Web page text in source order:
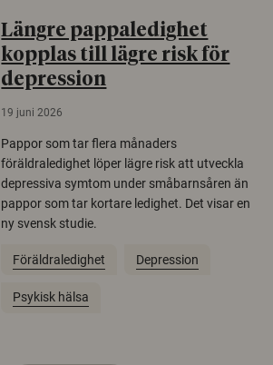
Längre pappaledighet
kopplas till lägre risk för
depression
19 juni 2026
Pappor som tar flera månaders
föräldraledighet löper lägre risk att utveckla
depressiva symtom under småbarnsåren än
pappor som tar kortare ledighet. Det visar en
ny svensk studie.
Föräldraledighet Depression
Psykisk hälsa